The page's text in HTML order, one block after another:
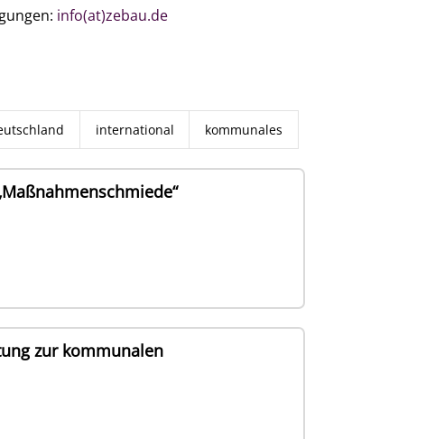
info(at)zebau.de
international kommunales
zur kommunalen